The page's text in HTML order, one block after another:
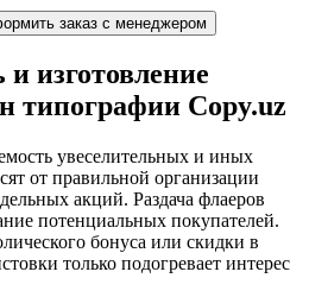
заказ с менеджером
изготовление
типографии Copy.uz
увеселительных и иных
от правильной организации
акций. Раздача флаеров
потенциальных покупателей.
бонуса или скидки в
только подогревает интерес